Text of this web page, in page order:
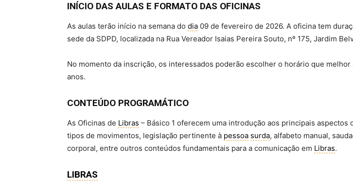
INÍCIO DAS AULAS E FORMATO DAS OFICINAS
As aulas terão início na semana do dia 09 de fevereiro de 2026. A oficina tem
sede da SDPD, localizada na Rua Vereador Isaias Pereira Souto, nº 175, Jardim
No momento da inscrição, os interessados poderão escolher o horário que
anos.
CONTEÚDO PROGRAMÁTICO
As Oficinas de Libras – Básico 1 oferecem uma introdução aos principais aspectos
tipos de movimentos, legislação pertinente à pessoa surda, alfabeto manual,
corporal, entre outros conteúdos fundamentais para a comunicação em Libras.
LIBRAS